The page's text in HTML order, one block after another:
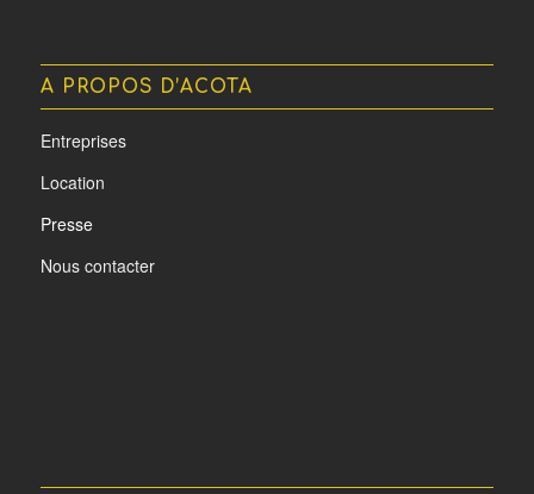
A PROPOS D’ACOTA
Entreprises
Location
Presse
Nous contacter